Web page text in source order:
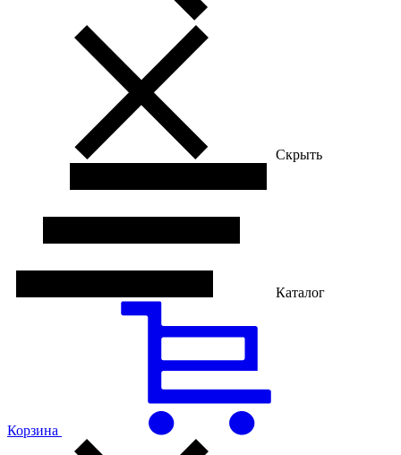
Скрыть
Каталог
Корзина